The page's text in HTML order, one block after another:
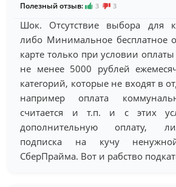
Полезный отзыв: 3 3
Шок. Отсутствие выбора для
либо Минимальное бесплатное
карте только при условии оплаты
не менее 5000 рублей
категорий, которые не входят в
например оплата
считается и т.п. и с этих
дополнительную оплату,
подписка на кучу
СберПрайма. Вот и рабство